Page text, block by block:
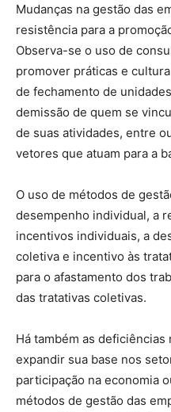
Mudanças na gestão das
resistência para a
Observa-se o uso de
promover práticas e
de fechamento de
demissão de quem se
de suas atividades, entre
vetores que atuam para a
O uso de métodos de
desempenho individual, a
incentivos individuais, a
coletiva e incentivo às
para o afastamento dos
das tratativas coletivas.
Há também as
expandir sua base nos
participação na economia
métodos de gestão das